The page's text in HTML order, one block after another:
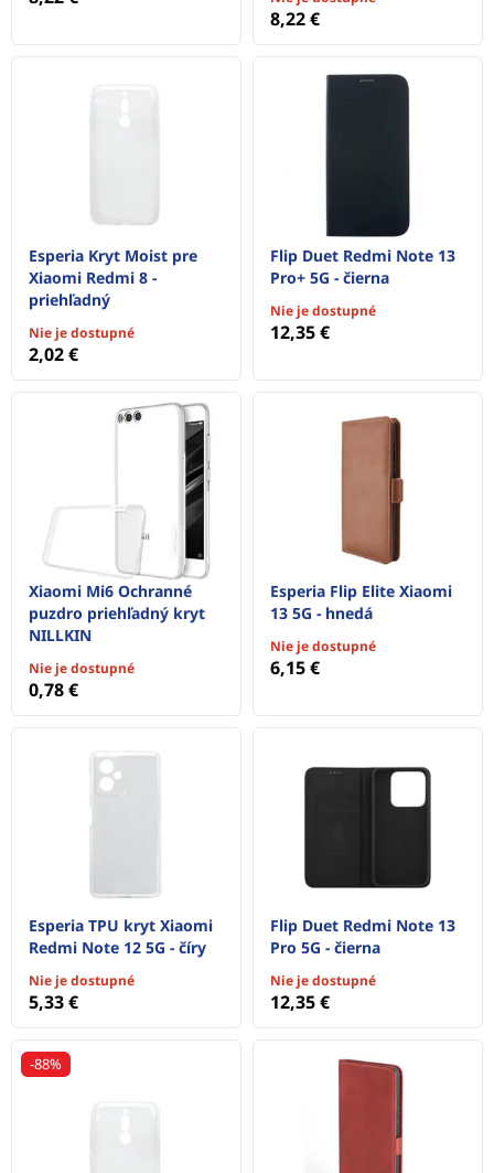
8,22 €
Esperia Kryt Moist pre
Xiaomi Redmi 8 -
priehľadný
Nie je dostupné
2,02 €
Flip Duet Redmi Note 13
Pro+ 5G - čierna
Nie je dostupné
12,35 €
Xiaomi Mi6 Ochranné
puzdro priehľadný kryt
NILLKIN
Nie je dostupné
0,78 €
Esperia Flip Elite Xiaomi
13 5G - hnedá
Nie je dostupné
6,15 €
Esperia TPU kryt Xiaomi
Redmi Note 12 5G - číry
Nie je dostupné
5,33 €
Flip Duet Redmi Note 13
Pro 5G - čierna
Nie je dostupné
12,35 €
-88%